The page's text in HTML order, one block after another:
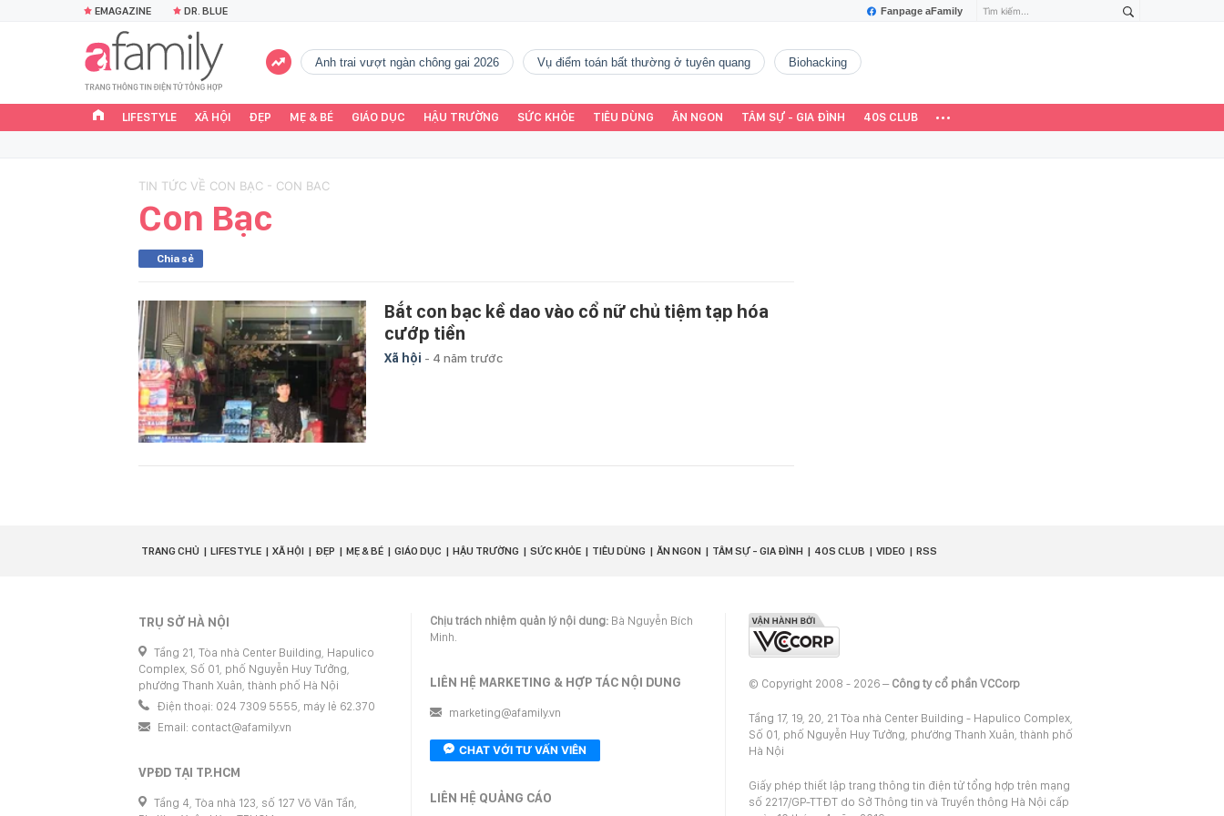
Fanpage aFamily
EMAGAZINE DR. BLUE
Anh trai vượt ngàn chông gai 2026 vụ điểm toán bất thường ở tuyên quang Biohacking
LIFESTYLE XÃ HỘI ĐẸP MẸ & BÉ GIÁO DỤC HẬU TRƯỜNG SỨC KHỎE TIÊU DÙNG ĂN NGON TÂM SỰ - GIA ĐÌNH 40S CLUB
TIN TỨC VỀ CON BẠC - CON BAC
Con Bạc
Chia sẻ
Bắt con bạc kề dao vào cổ nữ chủ tiệm tạp hóa
cướp tiền
Xã hội - 4 năm trước
TRANG CHỦ LIFESTYLE XÃ HỘI ĐẸP MẸ & BÉ GIÁO DỤC HẬU TRƯỜNG SỨC KHỎE TIÊU DÙNG ĂN NGON TÂM SỰ - GIA ĐÌNH 40S CLUB VIDEO RSS
TRỤ SỞ HÀ NỘI
Tầng 21, Tòa nhà Center Building, Hapulico
Complex, Số 01, phố Nguyễn Huy Tưởng,
phường Thanh Xuân, thành phố Hà Nội
Điện thoại: 024 7309 5555, máy lẻ 62.370
Email: contact@afamily.vn
VPĐD TẠI TP.HCM
Tầng 4, Tòa nhà 123, số 127 Võ Văn Tần,
Chịu trách nhiệm quản lý nội dung: Bà Nguyễn Bích
Minh.
LIÊN HỆ MARKETING & HỢP TÁC NỘI DUNG
marketing@afamily.vn
CHAT VỚI TƯ VẤN VIÊN
LIÊN HỆ QUẢNG CÁO
© Copyright 2008 - 2026 – Công ty cổ phần VCCorp
Tầng 17, 19, 20, 21 Tòa nhà Center Building - Hapulico Complex,
Số 01, phố Nguyễn Huy Tưởng, phường Thanh Xuân, thành phố
Hà Nội
Giấy phép thiết lập trang thông tin điện tử tổng hợp trên mạng
số 2217/GP-TTĐT do Sở Thông tin và Truyền thông Hà Nội cấp